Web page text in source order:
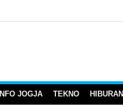
INFO JOGJA TEKNO HIBURAN